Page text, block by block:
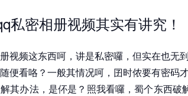
私密相册视频其实有讲究！
频这东西呵，讲是私密囉，但实在也无
便看咯？一般其情况呵，囝时侬要有密码
其办法，是伓是？照我看囉，蜀个东西破